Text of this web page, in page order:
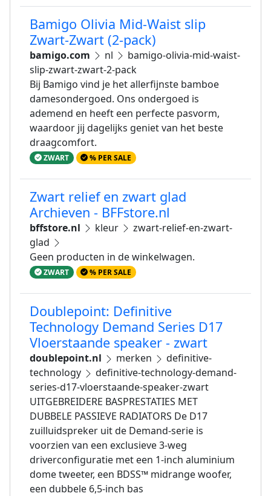
Bamigo Olivia Mid-Waist slip
Zwart-Zwart (2-pack)
bamigo.com nl
bamigo-olivia-mid-waist-
slip-zwart-zwart-2-pack
Bij Bamigo vind je het allerfijnste bamboe
damesondergoed. Ons ondergoed is
ademend en heeft een perfecte pasvorm,
waardoor jij dagelijks geniet van het beste
draagcomfort.
ZWART % PER SALE
Zwart relief en zwart glad
Archieven - BFFstore.nl
bffstore.nl kleur
zwart-relief-en-zwart-
glad
Geen producten in de winkelwagen.
ZWART % PER SALE
Doublepoint: Definitive
Technology Demand Series D17
Vloerstaande speaker - zwart
doublepoint.nl merken
definitive-
technology
definitive-technology-demand-
series-d17-vloerstaande-speaker-zwart
UITGEBREIDERE BASPRESTATIES MET
DUBBELE PASSIEVE RADIATORS De D17
zuilluidspreker uit de Demand-serie is
voorzien van een exclusieve 3-weg
driverconfiguratie met een 1-inch aluminium
dome tweeter, een BDSS™ midrange woofer,
een dubbele 6,5-inch bas